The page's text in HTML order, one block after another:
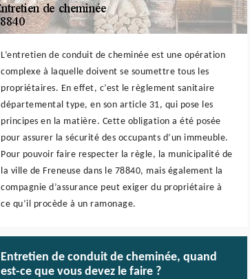
L’entretien de conduit de cheminée est une opération
complexe à laquelle doivent se soumettre tous les
propriétaires. En effet, c’est le règlement sanitaire
départemental type, en son article 31, qui pose les
principes en la matière. Cette obligation a été posée
pour assurer la sécurité des occupants d’un immeuble.
Pour pouvoir faire respecter la règle, la municipalité de
la ville de Freneuse dans le 78840, mais également la
compagnie d’assurance peut exiger du propriétaire à
ce qu’il procède à un ramonage.
Entretien de conduit de cheminée, quand
est-ce que vous devez le faire ?